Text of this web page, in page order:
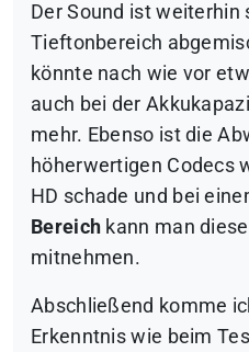
Der Sound ist weiterhin
Tieftonbereich
könnte nach wie vor
auch bei der
mehr. Ebenso ist die
höherwertigen Codecs
HD schade und bei
Bereich kann man
mitnehmen.
Abschließend komme
Erkenntnis wie beim